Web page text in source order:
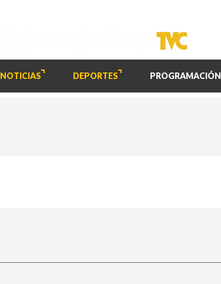
NOTICIAS DEPORTES PROGRAMACIÓN